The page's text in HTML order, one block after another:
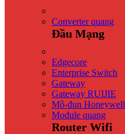
Converter quang
Đầu Mạng
Edgecore
Enterprise Switch
Gateway
Gateway RUIJIE
Mô-đun Honeywell
Module quang
Router Wifi